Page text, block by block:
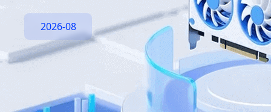
2026-08